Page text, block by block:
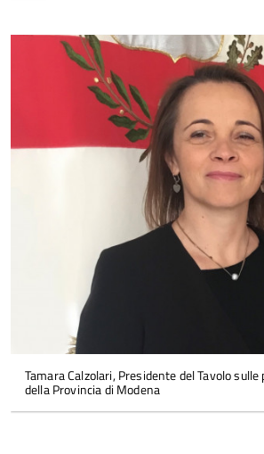
Tamara Calzolari, Presidente del Tavolo
della Provincia di Modena